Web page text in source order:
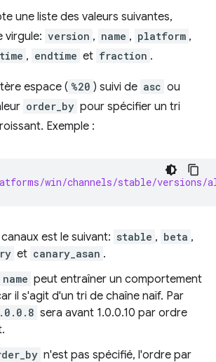
une liste des valeurs suivantes,
virgule: version , name , platform ,
, endtime et fraction .
espace ( %20 ) suivi de asc ou
order_by pour spécifier un tri
Exemple :
win/channels/stable/versions/
est le suivant: stable , beta ,
et canary_asan .
name peut entraîner un comportement
il s'agit d'un tri de chaîne naïf. Par
sera avant 1.0.0.10 par ordre
n'est pas spécifié, l'ordre par